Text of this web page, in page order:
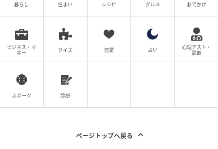
暮らし 住まい レシピ グルメ おでかけ
ビジネス・マ
ネー
クイズ 恋愛 占い
心理テスト・
診断
スポーツ 診断
ページトップへ戻る